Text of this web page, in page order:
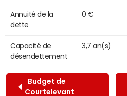
Annuité de la
dette
0 €
Capacité de
désendettement
3,7 an(s)
Budget de
Courtelevant